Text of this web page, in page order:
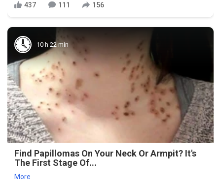
437 111 156
10 h 22 min
Find Papillomas On Your Neck Or Armpit? It's
The First Stage Of...
More